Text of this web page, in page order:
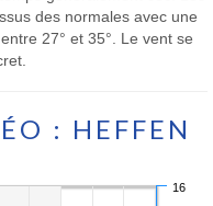
des normales avec une
27° et 35°. Le vent se
: HEFFEN
16